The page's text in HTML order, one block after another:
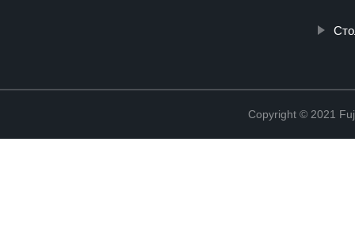
Copyright © 2021